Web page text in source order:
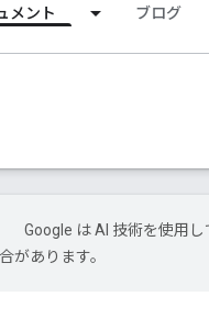
メント ブログ
Google は AI 技術を使用
があります。